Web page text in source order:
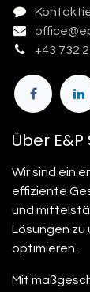
+43 732
Über
Wir sind ein
effiziente
und
Lösungen zu
optimieren.
Mit